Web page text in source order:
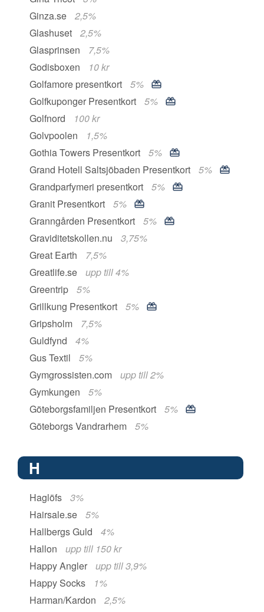
Ginza.se
2,5%
Glashuset
2,5%
Glasprinsen
7,5%
Godisboxen
10 kr
Golfamore presentkort
5%
Golfkuponger Presentkort
5%
Golfnord
100 kr
Golvpoolen
1,5%
Gothia Towers Presentkort
5%
Grand Hotell Saltsjöbaden Presentkort
5%
Grandparfymeri presentkort
5%
Granit Presentkort
5%
Granngården Presentkort
5%
Graviditetskollen.nu
3,75%
Great Earth
7,5%
Greatlife.se
upp till 4%
Greentrip
5%
Grillkung Presentkort
5%
Gripsholm
7,5%
Guldfynd
4%
Gus Textil
5%
Gymgrossisten.com
upp till 2%
Gymkungen
5%
Göteborgsfamiljen Presentkort
5%
Göteborgs Vandrarhem
5%
H
Haglöfs
3%
Hairsale.se
5%
Hallbergs Guld
4%
Hallon
upp till 150 kr
Happy Angler
upp till 3,9%
Happy Socks
1%
Harman/Kardon
2,5%